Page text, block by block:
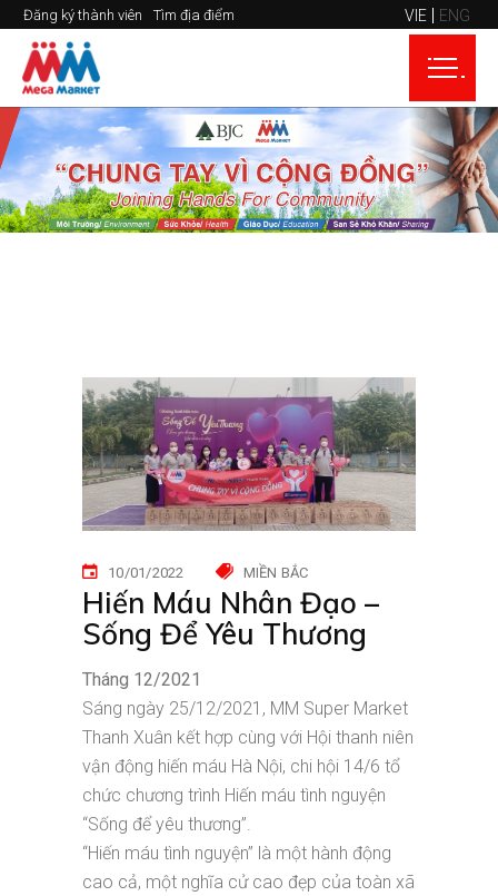
Đăng ký thành viên Tìm địa điểm VIE ENG
10/01/2022 MIỀN BẮC
Hiến Máu Nhân Đạo –
Sống Để Yêu Thương
Tháng 12/2021
Sáng ngày 25/12/2021, MM Super Market
Thanh Xuân kết hợp cùng với Hội thanh niên
vận động hiến máu Hà Nội, chi hội 14/6 tổ
chức chương trình Hiến máu tình nguyện
“Sống để yêu thương”.
“Hiến máu tình nguyện” là một hành động
cao cả, một nghĩa cử cao đẹp của toàn xã